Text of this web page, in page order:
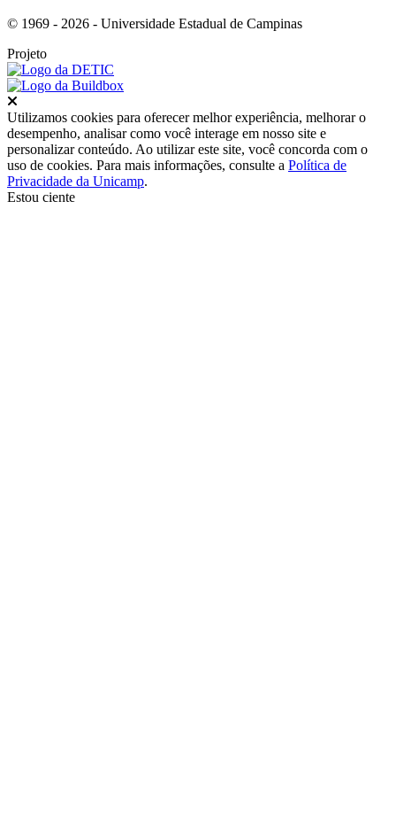
© 1969 - 2026 - Universidade Estadual de Campinas
Projeto
Utilizamos cookies para oferecer melhor experiência, melhorar o
desempenho, analisar como você interage em nosso site e
personalizar conteúdo. Ao utilizar este site, você concorda com o
uso de cookies. Para mais informações, consulte a Política de
Privacidade da Unicamp.
Estou ciente